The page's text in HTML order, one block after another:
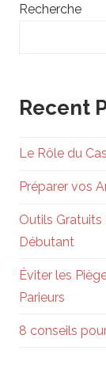
Recherche
Recent
Le Rôle du
Préparer vos
Outils Gratuits
Débutant
Éviter les
Parieurs
8 conseils